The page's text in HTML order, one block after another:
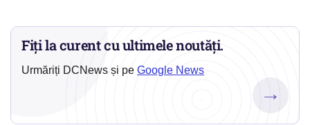
Fiți la curent cu ultimele noutăți.
Urmăriți DCNews și pe Google News
→